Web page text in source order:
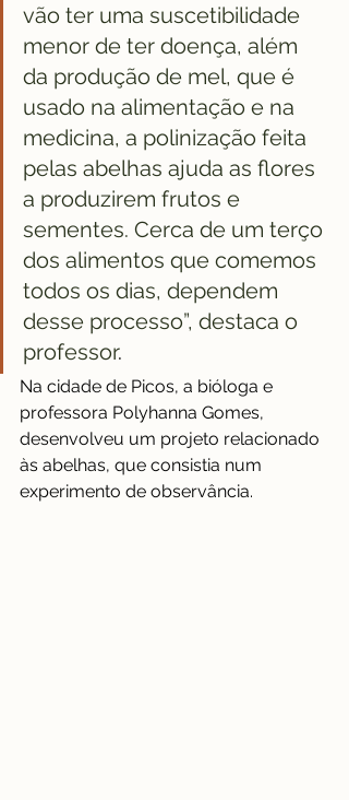
vão ter uma suscetibilidade
menor de ter doença, além
da produção de mel, que é
usado na alimentação e na
medicina, a polinização feita
pelas abelhas ajuda as flores
a produzirem frutos e
sementes. Cerca de um terço
dos alimentos que comemos
todos os dias, dependem
desse processo”, destaca o
professor.
Na cidade de Picos, a bióloga e
professora Polyhanna Gomes,
desenvolveu um projeto relacionado
às abelhas, que consistia num
experimento de observância.